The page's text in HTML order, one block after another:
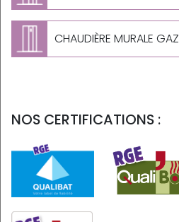
CHAUDIÈRE MURALE GAZ
NOS CERTIFICATIONS :